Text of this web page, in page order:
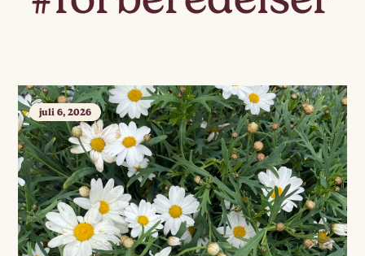
juli 6, 2026